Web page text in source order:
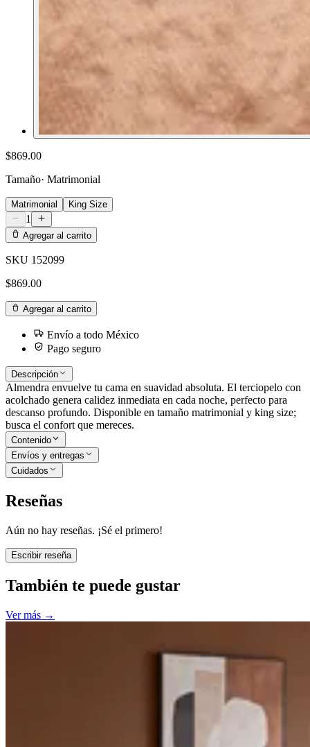
$869.00
Tamaño· Matrimonial
Matrimonial King Size
1
Agregar al carrito
SKU 152099
$869.00
Agregar al carrito
Envío a todo México
Pago seguro
Descripción
Almendra envuelve tu cama en suavidad absoluta. El terciopelo con
acolchado genera calidez inmediata en cada noche, perfecto para
descanso profundo. Disponible en tamaño matrimonial y king size;
busca el confort que mereces.
Contenido
Envíos y entregas
Cuidados
Reseñas
Aún no hay reseñas. ¡Sé el primero!
Escribir reseña
También te puede gustar
Ver más →